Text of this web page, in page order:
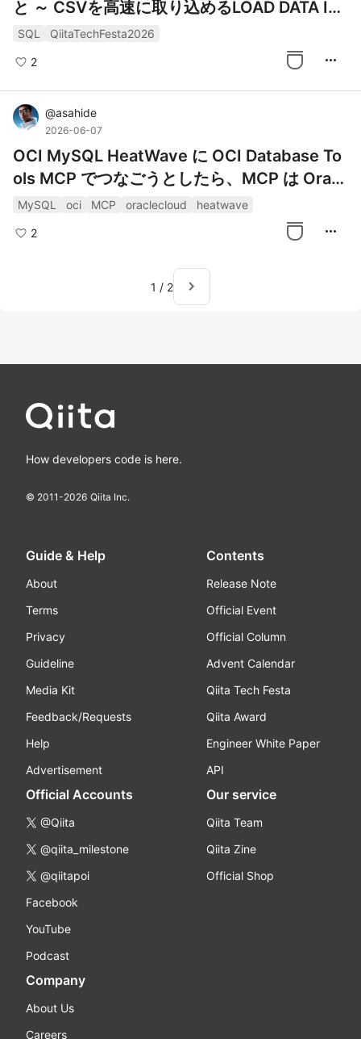
と ～ CSVを高速に取り込めるLOAD DATA IN
FILE～
SQL QiitaTechFesta2026
2 more_horiz
@asahide
2026-06-07
OCI MySQL HeatWave に OCI Database To
ols MCP でつなごうとしたら、MCP は Oracl
e 接続限定だった（2026/6）
MySQL oci MCP oraclecloud heatwave
2 more_horiz
1 / 2 navigate_next
How developers code is here.
© 2011-2026 Qiita Inc.
Guide & Help
About
Terms
Privacy
Guideline
Media Kit
Feedback/Requests
Help
Advertisement
Contents
Release Note
Official Event
Official Column
Advent Calendar
Qiita Tech Festa
Qiita Award
Engineer White Paper
API
Official Accounts
@Qiita
@qiita_milestone
@qiitapoi
Facebook
YouTube
Podcast
Our service
Qiita Team
Qiita Zine
Official Shop
Company
About Us
Careers